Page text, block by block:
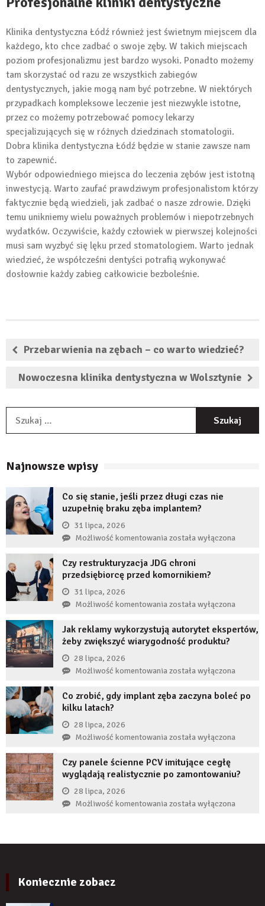
Klinika dentystyczna Łódź również jest świetnym miejscem dla
każdego, kto chce zadbać o swoje zęby. W takich miejscach
poziom profesjonalizmu jest bardzo wysoki. Ponadto możemy
tam skorzystać od razu ze wszystkich zabiegów
dentystycznych, jakie mogą nam być potrzebne. W niektórych
przypadkach kompleksowe leczenie jest niezwykle istotne,
przez co możemy potrzebować pomocy lekarzy
specjalizujących się w różnych dziedzinach stomatologii.
Dobra klinika dentystyczna Łódź będzie w stanie zawsze nam
to zapewnić.
Wybór odpowiedniego miejsca do leczenia zębów jest istotną
inwestycją. Warto zaufać prawdziwym profesjonalistom którzy
faktycznie będą wiedzieli, jak zadbać o nasze zdrowie. Dzięki
temu unikniemy wielu poważnych problemów i niepotrzebnych
wydatków. Oczywiście, każdy człowiek w pierwszej kolejności
musi sam wyzbyć się lęku przed stomatologiem. Warto jednak
wiedzieć, że współcześni dentyści potrafią wykonywać
dosłownie każdy zabieg całkowicie bezboleśnie.
Przebarwienia na zębach – co warto wiedzieć?
Nowoczesna klinika dentystyczna w Wolsztynie
Najnowsze wpisy
Co się stanie, jeśli przez długi czas nie
uzupełnię braku zęba implantem?
31 lipca, 2026
Możliwość komentowaniaCo
stanie,
jeśli
długi
uzupełnię
implantem?
została wyłączona
Czy restrukturyzacja JDG chroni
przedsiębiorcę przed komornikiem?
31 lipca, 2026
Możliwość komentowaniaCzy
JDG
chroni
przed
komornikiem?
została wyłączona
Jak reklamy wykorzystują autorytet ekspertów,
żeby zwiększyć wiarygodność produktu?
28 lipca, 2026
Możliwość komentowaniaJak
wykorzystują
żeby
zwiększyć
wiarygodność
produktu?
została wyłączona
Co zrobić, gdy implant zęba zaczyna boleć po
kilku latach?
28 lipca, 2026
Możliwość komentowaniaCo
gdy
implant
zaczyna
została wyłączona
Czy panele ścienne PCV imitujące cegłę
wyglądają realistycznie po zamontowaniu?
28 lipca, 2026
Możliwość komentowaniaCzy
została wyłączona
Koniecznie zobacz